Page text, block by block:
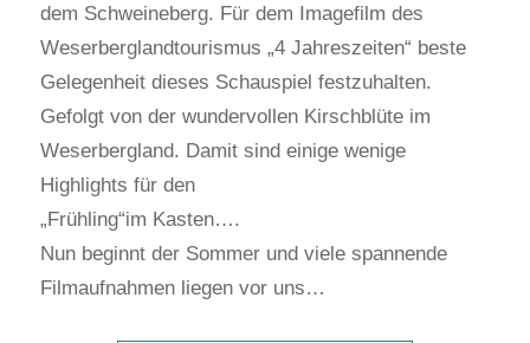
dem Schweineberg. Für dem Imagefilm des
Weserberglandtourismus „4 Jahreszeiten“ beste
Gelegenheit dieses Schauspiel festzuhalten.
Gefolgt von der wundervollen Kirschblüte im
Weserbergland. Damit sind einige wenige
Highlights für den
„Frühling“im Kasten….
Nun beginnt der Sommer und viele spannende
Filmaufnahmen liegen vor uns…